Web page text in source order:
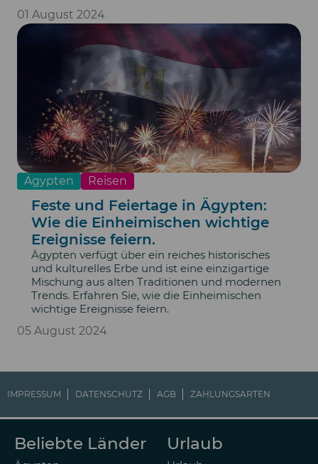
01 August 2024
Ägypten Reisen
Feste und Feiertage in Ägypten:
Wie die Einheimischen wichtige
Ereignisse feiern.
Ägypten verfügt über ein reiches historisches
und kulturelles Erbe und ist eine einzigartige
Mischung aus alten Traditionen und modernen
Trends. Erfahren Sie, wie die Einheimischen
wichtige Ereignisse feiern.
05 August 2024
IMPRESSUM DATENSCHUTZ AGB ZAHLUNGSARTEN
Beliebte Länder Urlaub